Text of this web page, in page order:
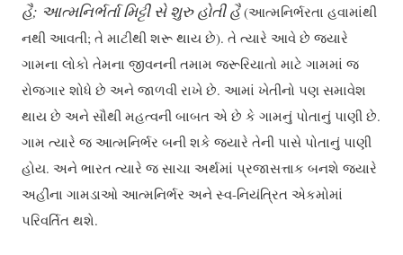
હૈ; આત્મનિર્ભર્તા મિટ્ટી સે શુરુ હોતી હૈ(આત્મનિર્ભરતા હવામાંથી
નથી આવતી; તે માટીથી શરૂ થાય છે). તે ત્યારે આવે છે જ્યારે
ગામના લોકો તેમના જીવનની તમામ જરૂરિયાતો માટે ગામમાં જ
રોજગાર શોધે છે અને જાળવી રાખે છે. આમાં ખેતીનો પણ સમાવેશ
થાય છે અને સૌથી મહત્વની બાબત એ છે કે ગામનું પોતાનું પાણી છે.
ગામ ત્યારે જ આત્મનિર્ભર બની શકે જ્યારે તેની પાસે પોતાનું પાણી
હોય. અને ભારત ત્યારે જ સાચા અર્થમાં પ્રજાસત્તાક બનશે જ્યારે
અહીંના ગામડાઓ આત્મનિર્ભર અને સ્વ-નિયંત્રિત એકમોમાં
પરિવર્તિત થશે.